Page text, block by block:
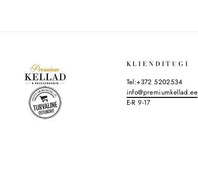
KLIENDITUGI
Tel:+372 5202534
info@premiumkellad.ee
E-R 9-17